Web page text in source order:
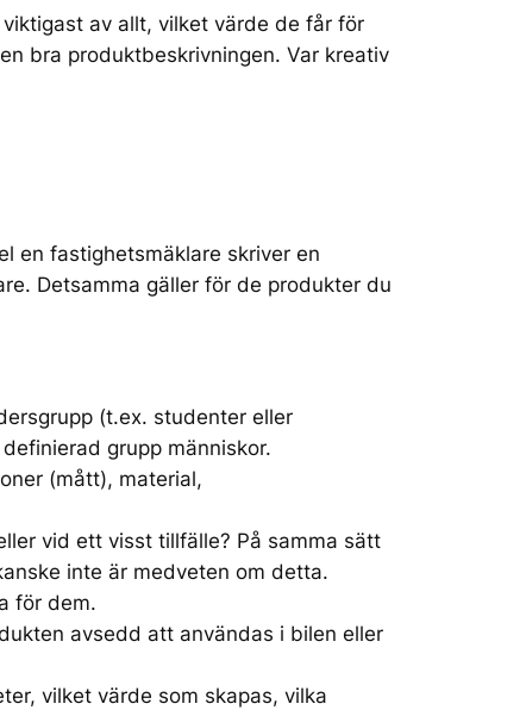
av allt, vilket värde de får för
bra produktbeskrivningen. Var kreativ
en fastighetsmäklare skriver en
Detsamma gäller för de produkter du
(t.ex. studenter eller
grupp människor.
(mått), material,
vid ett visst tillfälle? På samma sätt
inte är medveten om detta.
för dem.
avsedd att användas i bilen eller
vilket värde som skapas, vilka